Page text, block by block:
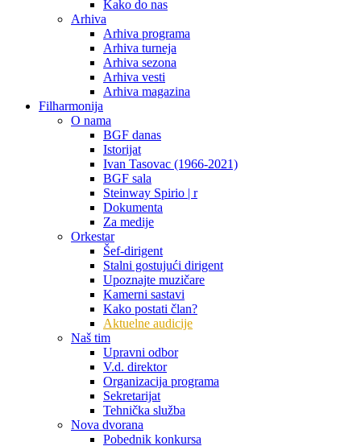
Kako do nas
Arhiva
Arhiva programa
Arhiva turneja
Arhiva sezona
Arhiva vesti
Arhiva magazina
Filharmonija
O nama
BGF danas
Istorijat
Ivan Tasovac (1966-2021)
BGF sala
Steinway Spirio | r
Dokumenta
Za medije
Orkestar
Šef-dirigent
Stalni gostujući dirigent
Upoznajte muzičare
Kamerni sastavi
Kako postati član?
Aktuelne audicije
Naš tim
Upravni odbor
V.d. direktor
Organizacija programa
Sekretarijat
Tehnička služba
Nova dvorana
Pobednik konkursa